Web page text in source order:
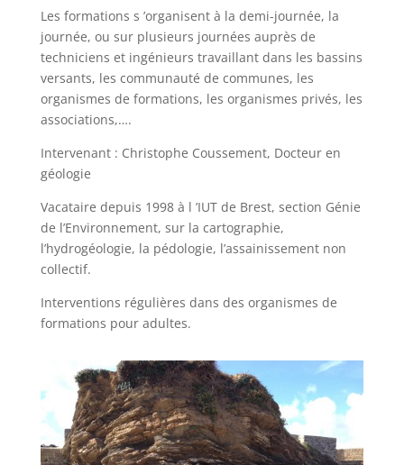
Les formations s ’organisent à la demi-journée, la
journée, ou sur plusieurs journées auprès de
techniciens et ingénieurs travaillant dans les bassins
versants, les communauté de communes, les
organismes de formations, les organismes privés, les
associations,….
Intervenant : Christophe Coussement, Docteur en
géologie
Vacataire depuis 1998 à l ’IUT de Brest, section Génie
de l’Environnement, sur la cartographie,
l’hydrogéologie, la pédologie, l’assainissement non
collectif.
Interventions régulières dans des organismes de
formations pour adultes.